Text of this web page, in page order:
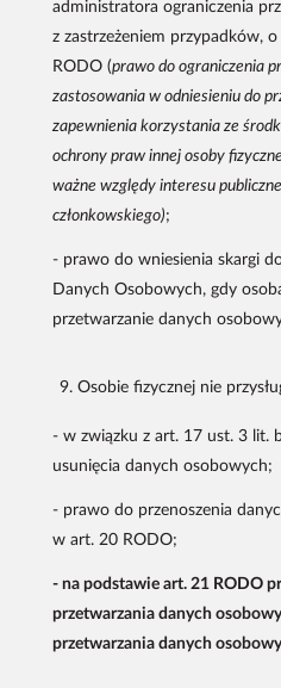
administratora ograniczenia
z zastrzeżeniem przypadków,
RODO (prawo do ograniczenia
zastosowania w odniesieniu do
zapewnienia korzystania ze
ochrony praw innej osoby
ważne względy interesu
członkowskiego);
- prawo do wniesienia skargi
Danych Osobowych, gdy
przetwarzanie danych
Osobie fizycznej nie
- w związku z art. 17 ust. 3 lit.
usunięcia danych osobowych;
- prawo do przenoszenia
w art. 20 RODO;
- na podstawie art. 21 RODO
przetwarzania danych
przetwarzania danych